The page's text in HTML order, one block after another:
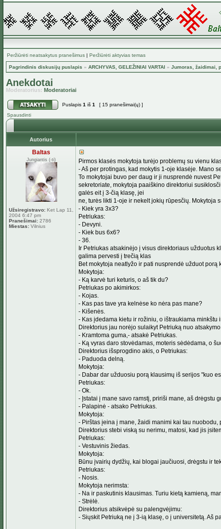
Peržiūrėti neatsakytus pranešimus | Peržiūrėti aktyvias temas
Pagrindinis diskusijų puslapis » ARCHYVAS, GELEŽINIAI VARTAI » Jumoras, žaidimai,
Anekdotai
Moderatorius: Moderatoriai
Puslapis 1 iš 1
[ 15 pranešimai(ų) ]
Spausdinti
Autorius
Baltas
Jungiantis (-ti)
Užsiregistravo: Ket Lap 11,
2004 6:47 pm
Pranešimai: 2786
Miestas: Vilnius
Pirmos klasės mokytoja turėjo problemų su vienu
- Aš per protingas, kad mokytis 1-oje klasėje. Mano
To mokytojai buvo per daug ir ji nusprendė nuvest
sekretoriate, mokytoja paaiškino direktoriui
galės eit į 3-čią klasę, jei
ne, turės likti 1-oje ir nekelt jokių rūpesčių. Mokytoja
- Kiek yra 3x3?
Petriukas:
- Devyni.
- Kiek bus 6x6?
- 36.
Ir Petriukas atsakinėjo į visus direktoriaus užduotus
galima pervesti į trečią klas
Bet mokytoja neatlyžo ir pati nusprendė užduot
Mokytoja:
- Ką karvė turi keturis, o aš tik du?
Petriukas po akimirkos:
- Kojas.
- Kas pas tave yra kelnėse ko nėra pas mane?
- Kišenės.
- Kas įdedama kietu ir rožiniu, o ištraukiama minkštu
Direktorius jau norėjo sulaikyt Petriuką nuo
- Kramtoma guma,- atsakė Petriukas.
- Ką vyras daro stovėdamas, moteris sėdėdama, o
Direktorius išsprogdino akis, o Petriukas:
- Paduoda delną.
Mokytoja:
- Dabar dar užduosiu porą klausimų iš serijos "kuo
Petriukas:
- Ok.
- Įstatai į mane savo ramstį, pririši mane, aš drėgstu
- Palapinė - atsako Petriukas.
Mokytoja:
- Pirštas įeina į mane, žaidi manimi kai tau nuobodu,
Direktorius stebi viską su nerimu, matosi, kad jis
Petriukas:
- Vestuvinis žiedas.
Mokytoja:
Būnu įvairių dydžių, kai blogai jaučiuosi, drėgstu ir
Petriukas:
- Nosis.
Mokytoja nerimsta:
- Na ir paskutinis klausimas. Turiu kietą kamieną,
- Strėlė.
Direktorius atsikvėpė su palengvėjimu:
- Siųskit Petriuką ne į 3-ią klasę, o į universitetą. Aš